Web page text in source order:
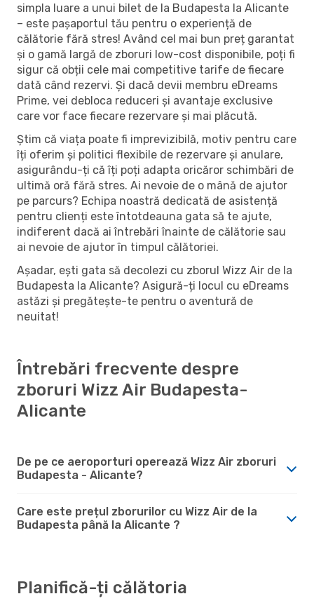
simpla luare a unui bilet de la Budapesta la Alicante
– este pașaportul tău pentru o experiență de
călătorie fără stres! Având cel mai bun preț garantat
și o gamă largă de zboruri low-cost disponibile, poți fi
sigur că obții cele mai competitive tarife de fiecare
dată când rezervi. Și dacă devii membru eDreams
Prime, vei debloca reduceri și avantaje exclusive
care vor face fiecare rezervare și mai plăcută.
Știm că viața poate fi imprevizibilă, motiv pentru care
îți oferim și politici flexibile de rezervare și anulare,
asigurându-ți că îți poți adapta oricăror schimbări de
ultimă oră fără stres. Ai nevoie de o mână de ajutor
pe parcurs? Echipa noastră dedicată de asistență
pentru clienți este întotdeauna gata să te ajute,
indiferent dacă ai întrebări înainte de călătorie sau
ai nevoie de ajutor în timpul călătoriei.
Așadar, ești gata să decolezi cu zborul Wizz Air de la
Budapesta la Alicante? Asigură-ți locul cu eDreams
astăzi și pregătește-te pentru o aventură de
neuitat!
Întrebări frecvente despre
zboruri Wizz Air Budapesta-
Alicante
De pe ce aeroporturi operează Wizz Air zboruri
Budapesta - Alicante?
Care este prețul zborurilor cu Wizz Air de la
Budapesta până la Alicante ?
Planifică-ți călătoria